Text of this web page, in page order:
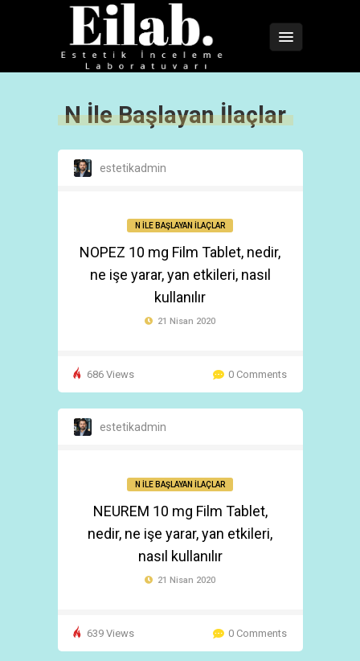
N İle Başlayan İlaçlar
estetikadmin
N İLE BAŞLAYAN İLAÇLAR
NOPEZ 10 mg Film Tablet, nedir,
ne işe yarar, yan etkileri, nasıl
kullanılır
21 Nisan 2020
686 Views 0 Comments
estetikadmin
N İLE BAŞLAYAN İLAÇLAR
NEUREM 10 mg Film Tablet,
nedir, ne işe yarar, yan etkileri,
nasıl kullanılır
21 Nisan 2020
639 Views 0 Comments